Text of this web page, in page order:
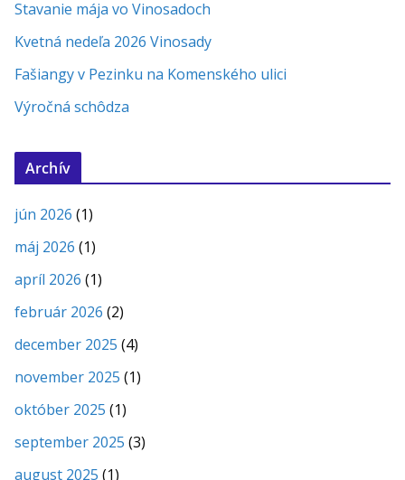
Stavanie mája vo Vinosadoch
Kvetná nedeľa 2026 Vinosady
Fašiangy v Pezinku na Komenského ulici
Výročná schôdza
Archív
jún 2026 (1)
máj 2026 (1)
apríl 2026 (1)
február 2026 (2)
december 2025 (4)
november 2025 (1)
október 2025 (1)
september 2025 (3)
august 2025 (1)